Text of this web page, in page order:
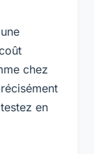
chez
en